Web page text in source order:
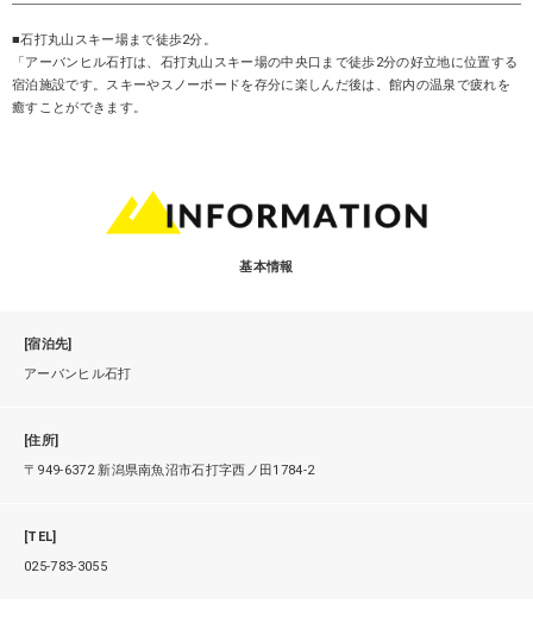
■石打丸山スキー場まで徒歩2分。
「アーバンヒル石打は、石打丸山スキー場の中央口まで徒歩2分の好立地に位置する
宿泊施設です。スキーやスノーボードを存分に楽しんだ後は、館内の温泉で疲れを
癒すことができます。
基本情報
[宿泊先]
アーバンヒル石打
[住所]
〒949-6372 新潟県南魚沼市石打字西ノ田1784-2
[TEL]
025-783-3055